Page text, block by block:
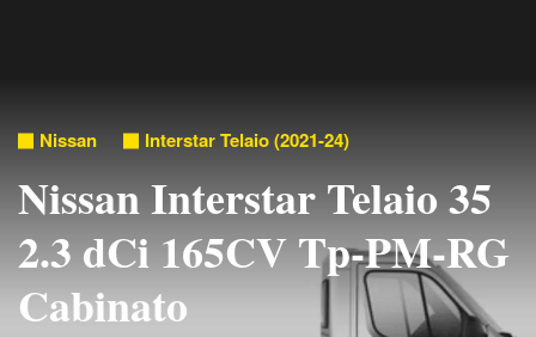
Nissan Interstar Telaio (2021-24)
Nissan Interstar Telaio 35
2.3 dCi 165CV Tp-PM-RG
Cabinato